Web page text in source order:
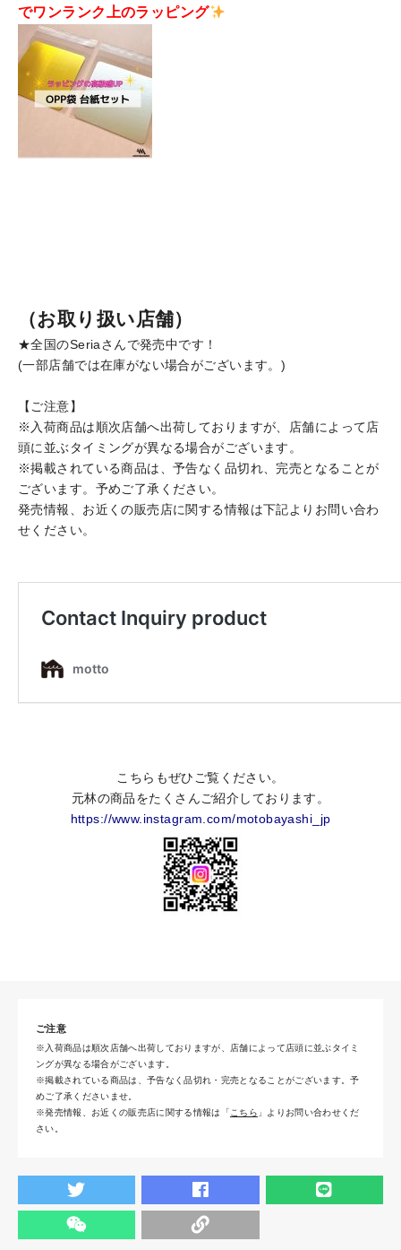
でワンランク上のラッピング
（お取り扱い店舗）
★全国のSeriaさんで発売中です！
(一部店舗では在庫がない場合がございます。)
【ご注意】
※入荷商品は順次店舗へ出荷しておりますが、店舗によって店
頭に並ぶタイミングが異なる場合がございます。
※掲載されている商品は、予告なく品切れ、完売となることが
ございます。予めご了承ください。
発売情報、お近くの販売店に関する情報は下記よりお問い合わ
せください。
こちらもぜひご覧ください。
元林の商品をたくさんご紹介しております。
https://www.instagram.com/motobayashi_jp
ご注意
※入荷商品は順次店舗へ出荷しておりますが、店舗によって店頭に並ぶタイミ
ングが異なる場合がございます。
※掲載されている商品は、予告なく品切れ・完売となることがございます。予
めご了承くださいませ。
※発売情報、お近くの販売店に関する情報は「 こちら 」よりお問い合わせくだ
さい。